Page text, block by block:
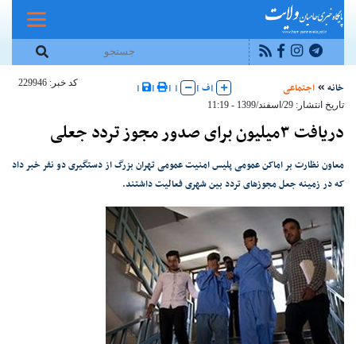
خانه اجتماعی |ف |
|
|
|
|
کد خبر: 229946
تاریخ انتشار: 29/اسفند/1399 - 11:19
دریافت ۳میلیون برای صدور مجوز تردد جعلی
معاون نظارت بر اماکن عمومی پلیس امنیت عمومی تهران بزرگ از دستگیری دو نفر خبر داد
که در زمینه جعل مجوزهای تردد بین شهری فعالیت داشتند.